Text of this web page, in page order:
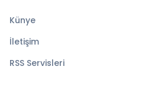
Künye
İletişim
RSS Servisleri